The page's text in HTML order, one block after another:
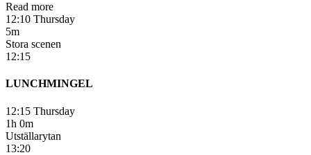
Read more
12:10 Thursday
5m
Stora scenen
12:15
LUNCHMINGEL
12:15 Thursday
1h 0m
Utställarytan
13:20